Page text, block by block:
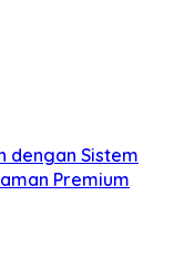
dengan Sistem
Premium